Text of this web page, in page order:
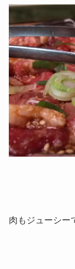
肉もジューシー